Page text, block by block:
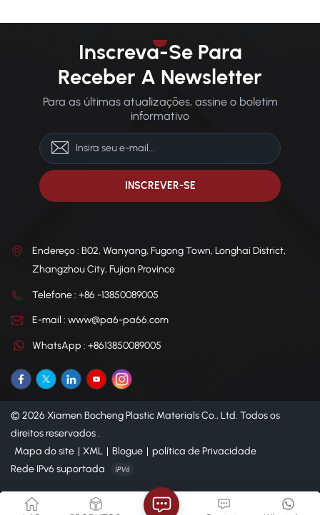
Inscreva-Se Para
Receber A Newsletter
Para as últimas atualizações, assine o boletim
informativo
Endereço : B02, Wanyang, Fugong Town, Longhai District,
Zhangzhou City, Fujian Province
Telefone : +86 -13850089005
E-mail : www@pa6-pa66.com
WhatsApp : +8613850089005
© 2026 Xiamen Bocheng Plastic Materials Co., Ltd. Todos os
direitos reservados .
Mapa do site | XML | Blogue | política de Privacidade
Rede IPv6 suportada